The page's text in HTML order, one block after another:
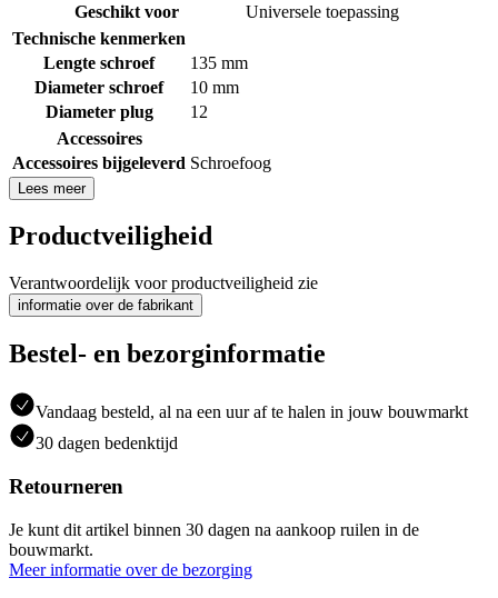
Geschikt voor
Universele toepassing
Technische kenmerken
Lengte schroef
135 mm
Diameter schroef
10 mm
Diameter plug
12
Accessoires
Accessoires bijgeleverd Schroefoog
Lees meer
Productveiligheid
Verantwoordelijk voor productveiligheid zie
informatie over de fabrikant
Bestel- en bezorginformatie
Vandaag besteld, al na een uur af te halen in jouw bouwmarkt
30 dagen bedenktijd
Retourneren
Je kunt dit artikel binnen 30 dagen na aankoop ruilen in de
bouwmarkt.
Meer informatie over de bezorging